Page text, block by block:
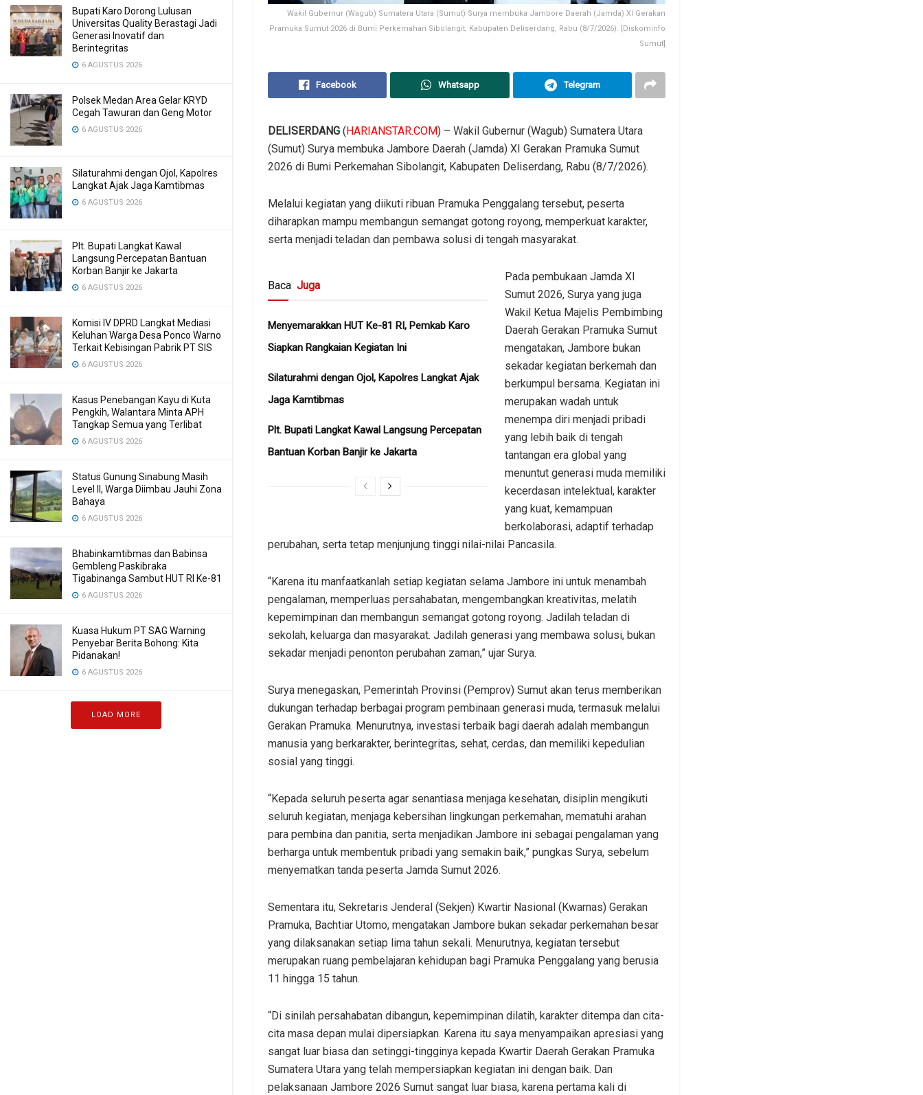
Bupati Karo Dorong Lulusan
Universitas Quality Berastagi Jadi
Generasi Inovatif dan
Berintegritas
6 AGUSTUS 2026
Polsek Medan Area Gelar KRYD
Cegah Tawuran dan Geng Motor
6 AGUSTUS 2026
Silaturahmi dengan Ojol, Kapolres
Langkat Ajak Jaga Kamtibmas
6 AGUSTUS 2026
Plt. Bupati Langkat Kawal
Langsung Percepatan Bantuan
Korban Banjir ke Jakarta
6 AGUSTUS 2026
Komisi IV DPRD Langkat Mediasi
Keluhan Warga Desa Ponco Warno
Terkait Kebisingan Pabrik PT SIS
6 AGUSTUS 2026
Kasus Penebangan Kayu di Kuta
Pengkih, Walantara Minta APH
Tangkap Semua yang Terlibat
6 AGUSTUS 2026
Status Gunung Sinabung Masih
Level II, Warga Diimbau Jauhi Zona
Bahaya
6 AGUSTUS 2026
Bhabinkamtibmas dan Babinsa
Gembleng Paskibraka
Tigabinanga Sambut HUT RI Ke-81
6 AGUSTUS 2026
Kuasa Hukum PT SAG Warning
Penyebar Berita Bohong: Kita
Pidanakan!
6 AGUSTUS 2026
LOAD MORE
Wakil Gubernur (Wagub) Sumatera Utara (Sumut) Surya membuka Jambore Daerah (Jamda) XI Gerakan
Pramuka Sumut 2026 di Bumi Perkemahan Sibolangit, Kabupaten Deliserdang, Rabu (8/7/2026). [Diskominfo
Sumut]
Facebook Whatsapp Telegram
DELISERDANG (HARIANSTAR.COM) – Wakil Gubernur (Wagub) Sumatera Utara
(Sumut) Surya membuka Jambore Daerah (Jamda) XI Gerakan Pramuka Sumut
2026 di Bumi Perkemahan Sibolangit, Kabupaten Deliserdang, Rabu (8/7/2026).
Melalui kegiatan yang diikuti ribuan Pramuka Penggalang tersebut, peserta
diharapkan mampu membangun semangat gotong royong, memperkuat karakter,
serta menjadi teladan dan pembawa solusi di tengah masyarakat.
Baca Juga
Menyemarakkan HUT Ke-81 RI, Pemkab Karo
Siapkan Rangkaian Kegiatan Ini
Silaturahmi dengan Ojol, Kapolres Langkat Ajak
Jaga Kamtibmas
Plt. Bupati Langkat Kawal Langsung Percepatan
Bantuan Korban Banjir ke Jakarta
Pada pembukaan Jamda XI
Sumut 2026, Surya yang juga
Wakil Ketua Majelis Pembimbing
Daerah Gerakan Pramuka Sumut
mengatakan, Jambore bukan
sekadar kegiatan berkemah dan
berkumpul bersama. Kegiatan ini
merupakan wadah untuk
menempa diri menjadi pribadi
yang lebih baik di tengah
tantangan era global yang
menuntut generasi muda memiliki
kecerdasan intelektual, karakter
yang kuat, kemampuan
berkolaborasi, adaptif terhadap
perubahan, serta tetap menjunjung tinggi nilai-nilai Pancasila.
“Karena itu manfaatkanlah setiap kegiatan selama Jambore ini untuk menambah
pengalaman, memperluas persahabatan, mengembangkan kreativitas, melatih
kepemimpinan dan membangun semangat gotong royong. Jadilah teladan di
sekolah, keluarga dan masyarakat. Jadilah generasi yang membawa solusi, bukan
sekadar menjadi penonton perubahan zaman,” ujar Surya.
Surya menegaskan, Pemerintah Provinsi (Pemprov) Sumut akan terus memberikan
dukungan terhadap berbagai program pembinaan generasi muda, termasuk melalui
Gerakan Pramuka. Menurutnya, investasi terbaik bagi daerah adalah membangun
manusia yang berkarakter, berintegritas, sehat, cerdas, dan memiliki kepedulian
sosial yang tinggi.
“Kepada seluruh peserta agar senantiasa menjaga kesehatan, disiplin mengikuti
seluruh kegiatan, menjaga kebersihan lingkungan perkemahan, mematuhi arahan
para pembina dan panitia, serta menjadikan Jambore ini sebagai pengalaman yang
berharga untuk membentuk pribadi yang semakin baik,” pungkas Surya, sebelum
menyematkan tanda peserta Jamda Sumut 2026.
Sementara itu, Sekretaris Jenderal (Sekjen) Kwartir Nasional (Kwarnas) Gerakan
Pramuka, Bachtiar Utomo, mengatakan Jambore bukan sekadar perkemahan besar
yang dilaksanakan setiap lima tahun sekali. Menurutnya, kegiatan tersebut
merupakan ruang pembelajaran kehidupan bagi Pramuka Penggalang yang berusia
11 hingga 15 tahun.
“Di sinilah persahabatan dibangun, kepemimpinan dilatih, karakter ditempa dan cita-
cita masa depan mulai dipersiapkan. Karena itu saya menyampaikan apresiasi yang
sangat luar biasa dan setinggi-tingginya kepada Kwartir Daerah Gerakan Pramuka
Sumatera Utara yang telah mempersiapkan kegiatan ini dengan baik. Dan
pelaksanaan Jambore 2026 Sumut sangat luar biasa, karena pertama kali di